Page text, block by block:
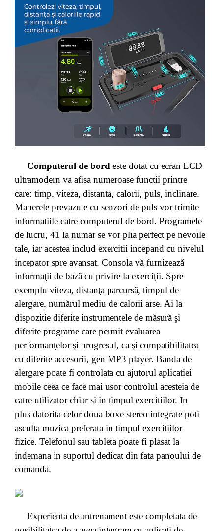
Computerul de bord este dotat cu ecran LCD
ultramodern va afisa numeroase functii printre
care: timp, viteza, distanta, calorii, puls, inclinare.
Manerele prevazute cu senzori de puls vor trimite
informatiile catre computerul de bord. Programele
de lucru, 41 la numar se vor plia perfect pe nevoile
tale, iar acestea includ exercitii incepand cu nivelul
incepator spre avansat. Consola vă furnizează
informaţii de bază cu privire la exerciţii. Spre
exemplu viteza, distanţa parcursă, timpul de
alergare, numărul mediu de calorii arse. Ai la
dispozitie diferite instrumentele de măsură şi
diferite programe care permit evaluarea
performanţelor şi progresul, ca şi compatibilitatea
cu diferite accesorii, gen MP3 player. Banda de
alergare poate fi controlata cu ajutorul aplicatiei
mobile ceea ce face mai usor controlul acesteia de
catre utilizator chiar si in timpul exercitiilor. In
plus datorita celor doua boxe stereo integrate poti
asculta muzica preferata in timpul exercitiilor
fizice. Telefonul sau tableta poate fi plasat la
indemana in suportul dedicat din fata panoului de
comanda.
Experienta de antrenament este completata de